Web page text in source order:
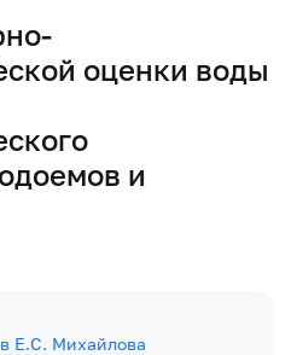
оценки воды
и
Е.С. Михайлова